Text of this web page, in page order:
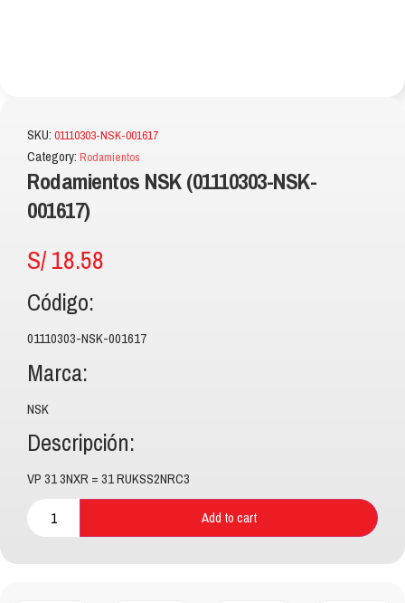
SKU: 01110303-NSK-001617
Category: Rodamientos
Rodamientos NSK (01110303-NSK-
001617)
S/18.58
Código:
01110303-NSK-001617
Marca:
NSK
Descripción:
VP 31 3NXR = 31 RUKSS2NRC3
Add to cart